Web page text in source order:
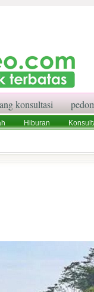
konsultasi
Hiburan